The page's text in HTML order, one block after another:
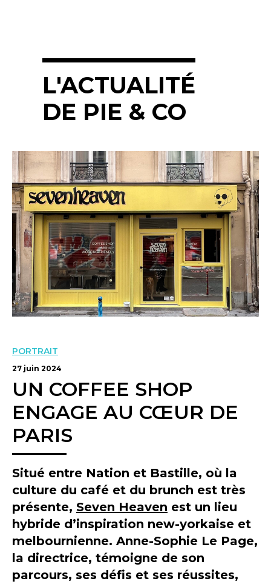
L'ACTUALITÉ
DE PIE & CO
PORTRAIT
27 juin 2024
UN COFFEE SHOP
ENGAGE AU CŒUR DE
PARIS
Situé entre Nation et Bastille, où la
culture du café et du brunch est très
présente, Seven Heaven est un lieu
hybride d’inspiration new-yorkaise et
melbournienne. Anne-Sophie Le Page,
la directrice, témoigne de son
parcours, ses défis et ses réussites,